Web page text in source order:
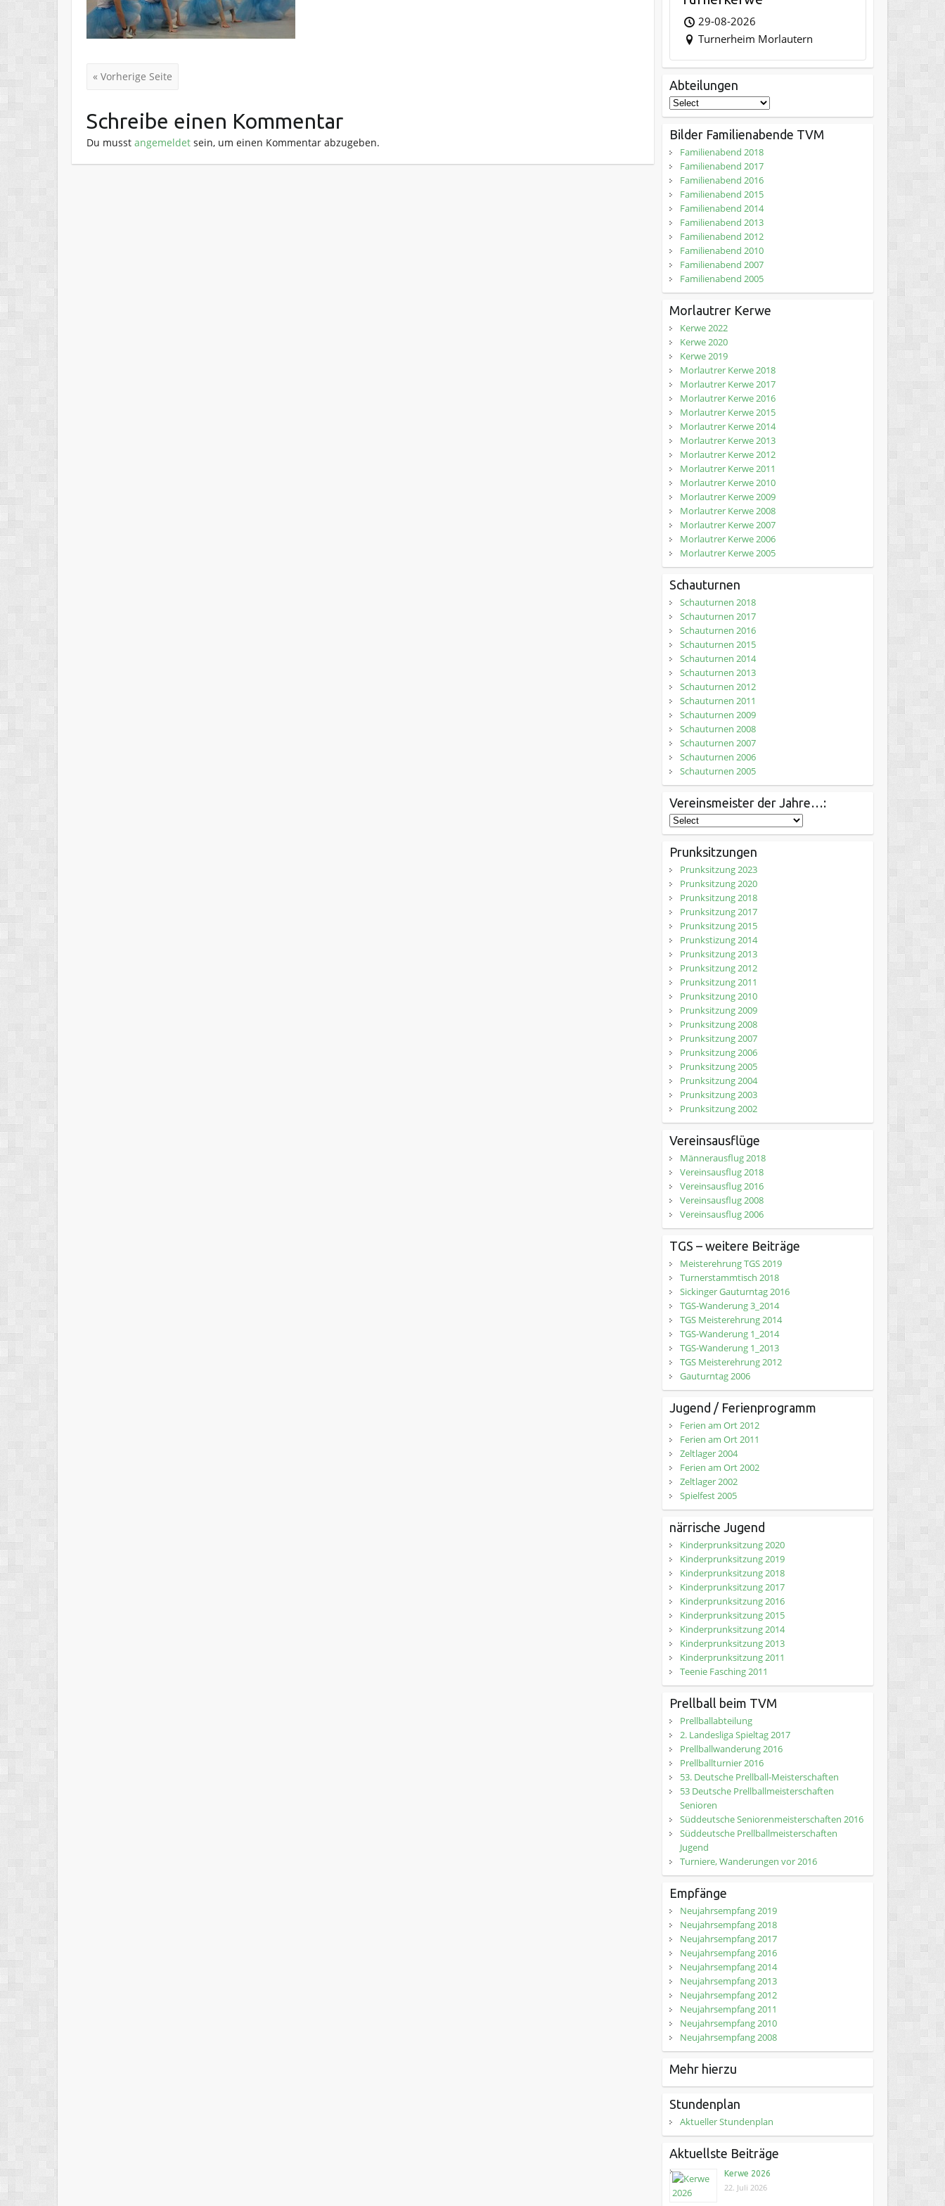
« Vorherige Seite
Schreibe einen Kommentar
Du musst angemeldetsein, um einen Kommentar abzugeben.
29-08-2026
Turnerheim Morlautern
Abteilungen
Bilder Familienabende TVM
Familienabend 2018
Familienabend 2017
Familienabend 2016
Familienabend 2015
Familienabend 2014
Familienabend 2013
Familienabend 2012
Familienabend 2010
Familienabend 2007
Familienabend 2005
Morlautrer Kerwe
Kerwe 2022
Kerwe 2020
Kerwe 2019
Morlautrer Kerwe 2018
Morlautrer Kerwe 2017
Morlautrer Kerwe 2016
Morlautrer Kerwe 2015
Morlautrer Kerwe 2014
Morlautrer Kerwe 2013
Morlautrer Kerwe 2012
Morlautrer Kerwe 2011
Morlautrer Kerwe 2010
Morlautrer Kerwe 2009
Morlautrer Kerwe 2008
Morlautrer Kerwe 2007
Morlautrer Kerwe 2006
Morlautrer Kerwe 2005
Schauturnen
Schauturnen 2018
Schauturnen 2017
Schauturnen 2016
Schauturnen 2015
Schauturnen 2014
Schauturnen 2013
Schauturnen 2012
Schauturnen 2011
Schauturnen 2009
Schauturnen 2008
Schauturnen 2007
Schauturnen 2006
Schauturnen 2005
Vereinsmeister der Jahre…:
Prunksitzungen
Prunksitzung 2023
Prunksitzung 2020
Prunksitzung 2018
Prunksitzung 2017
Prunksitzung 2015
Prunkstizung 2014
Prunksitzung 2013
Prunksitzung 2012
Prunksitzung 2011
Prunksitzung 2010
Prunksitzung 2009
Prunksitzung 2008
Prunksitzung 2007
Prunksitzung 2006
Prunksitzung 2005
Prunksitzung 2004
Prunksitzung 2003
Prunksitzung 2002
Vereinsausflüge
Männerausflug 2018
Vereinsausflug 2018
Vereinsausflug 2016
Vereinsausflug 2008
Vereinsausflug 2006
TGS – weitere Beiträge
Meisterehrung TGS 2019
Turnerstammtisch 2018
Sickinger Gauturntag 2016
TGS-Wanderung 3_2014
TGS Meisterehrung 2014
TGS-Wanderung 1_2014
TGS-Wanderung 1_2013
TGS Meisterehrung 2012
Gauturntag 2006
Jugend / Ferienprogramm
Ferien am Ort 2012
Ferien am Ort 2011
Zeltlager 2004
Ferien am Ort 2002
Zeltlager 2002
Spielfest 2005
närrische Jugend
Kinderprunksitzung 2020
Kinderprunksitzung 2019
Kinderprunksitzung 2018
Kinderprunksitzung 2017
Kinderprunksitzung 2016
Kinderprunksitzung 2015
Kinderprunksitzung 2014
Kinderprunksitzung 2013
Kinderprunksitzung 2011
Teenie Fasching 2011
Prellball beim TVM
Prellballabteilung
2. Landesliga Spieltag 2017
Prellballwanderung 2016
Prellballturnier 2016
53. Deutsche Prellball-Meisterschaften
53 Deutsche Prellballmeisterschaften
Senioren
Süddeutsche Seniorenmeisterschaften 2016
Süddeutsche Prellballmeisterschaften
Jugend
Turniere, Wanderungen vor 2016
Empfänge
Neujahrsempfang 2019
Neujahrsempfang 2018
Neujahrsempfang 2017
Neujahrsempfang 2016
Neujahrsempfang 2014
Neujahrsempfang 2013
Neujahrsempfang 2012
Neujahrsempfang 2011
Neujahrsempfang 2010
Neujahrsempfang 2008
Mehr hierzu
Stundenplan
Aktueller Stundenplan
Aktuellste Beiträge
Kerwe 2026
22. Juli 2026